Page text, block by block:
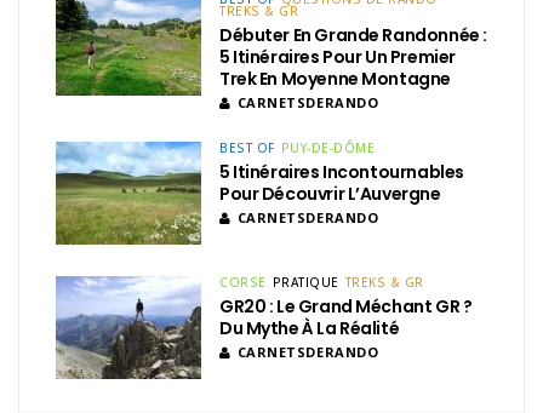
TREKS & GR
Débuter En Grande Randonnée :
5 Itinéraires Pour Un Premier
Trek En Moyenne Montagne
CARNETSDERANDO
BEST OF PUY-DE-DÔME
5 Itinéraires Incontournables
Pour Découvrir L’Auvergne
CARNETSDERANDO
CORSE PRATIQUE TREKS & GR
GR20 : Le Grand Méchant GR ?
Du Mythe À La Réalité
CARNETSDERANDO